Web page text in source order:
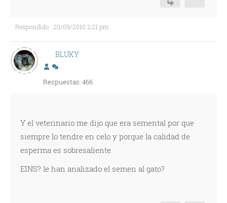
Respondido : 20/09/2010 2:21 pm
BLUKY
Respuestas: 466
Y el veterinario me dijo que era semental por que
siempre lo tendre en celo y porque la calidad de
esperma es sobresaliente
EINS? le han analizado el semen al gato?